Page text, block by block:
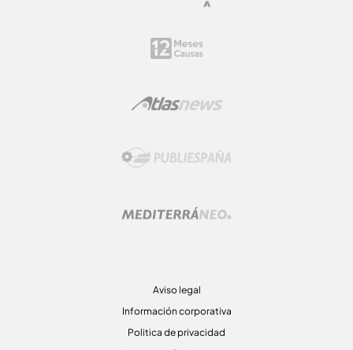
Aviso legal
Información corporativa
Politica de privacidad